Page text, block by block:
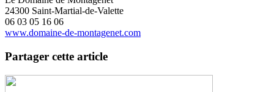
24300 Saint-Martial-de-Valette
06 03 05 16 06
www.domaine-de-montagenet.com
Partager cette article